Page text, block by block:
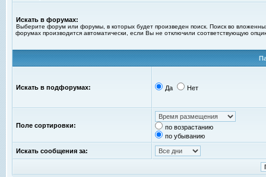
Искать в форумах:
Выберите форум или форумы, в которых будет произведен поиск. Поиск во
форумах производится автоматически, если Вы не отключили соответствующую
Искать в подфорумах: Да Нет
Поле сортировки:
по возрастанию
по убыванию
Искать сообщения за: